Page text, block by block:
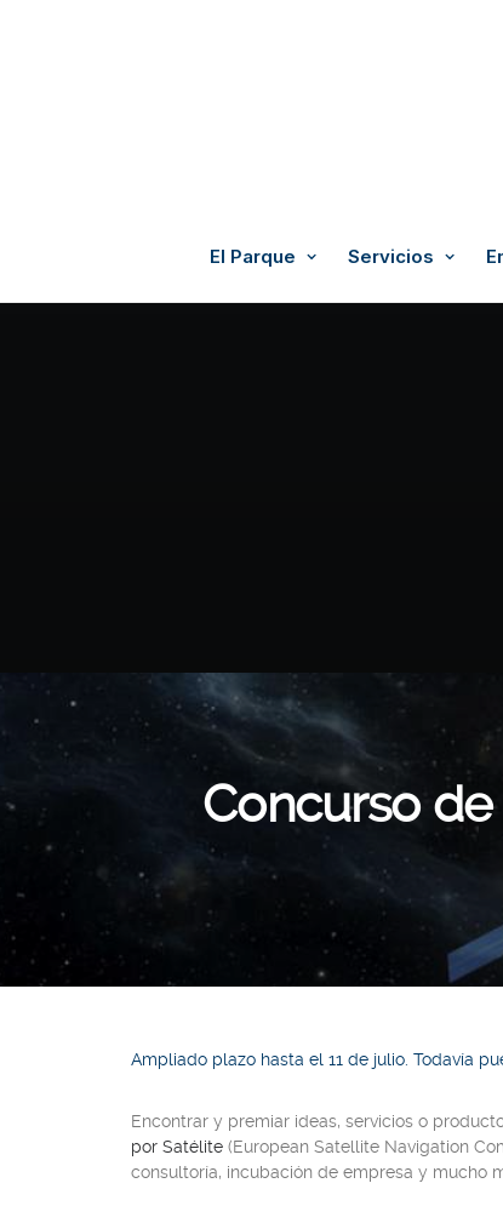
El Parque Servicios
Concurso
Ampliado plazo hasta el 11 de julio. Todavía
Encontrar y premiar ideas, servicios o
por Satélite (European Satellite Navigation
consultoría, incubación de empresa y mucho